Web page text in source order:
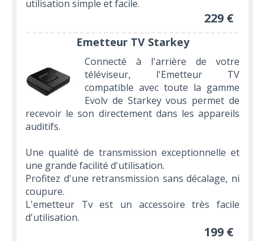
utilisation simple et facile.
229 €
Emetteur TV Starkey
Connecté à l'arrière de votre
téléviseur, l'Emetteur TV
compatible avec toute la gamme
Evolv de Starkey vous permet de
recevoir le son directement dans les appareils
auditifs.
Une qualité de transmission exceptionnelle et
une grande facilité d'utilisation.
Profitez d'une retransmission sans décalage, ni
coupure.
L'emetteur Tv est un accessoire très facile
d'utilisation.
199 €